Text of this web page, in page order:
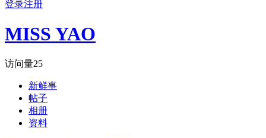
登录注册
MISS YAO
访问量25
新鲜事
帖子
相册
资料